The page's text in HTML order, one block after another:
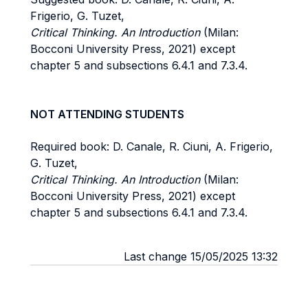
Frigerio, G. Tuzet,
Critical Thinking. An Introduction(Milan:
Bocconi University Press, 2021) except
chapter 5 and subsections 6.4.1 and 7.3.4.
NOT ATTENDING STUDENTS
Required book: D. Canale, R. Ciuni, A. Frigerio,
G. Tuzet,
Critical Thinking. An Introduction(Milan:
Bocconi University Press, 2021) except
chapter 5 and subsections 6.4.1 and 7.3.4.
Last change 15/05/2025 13:32